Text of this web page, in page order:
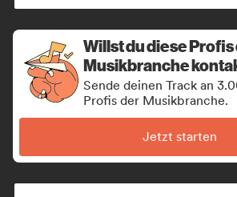
Willst du diese
Musikbranche
Sende deinen Track an
Profis der Musikbranche.
Jetzt starten